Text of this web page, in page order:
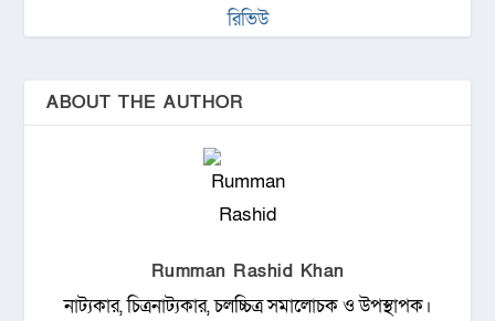
রিভিউ
ABOUT THE AUTHOR
Rumman Rashid Khan
নাট্যকার, চিত্রনাট্যকার, চলচ্চিত্র সমালোচক ও উপস্থাপক।